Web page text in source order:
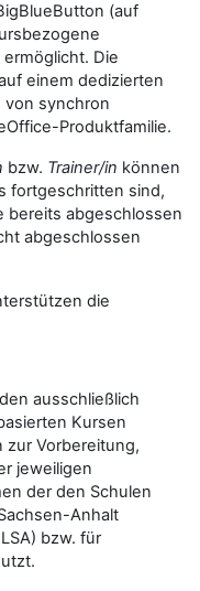
(auf
Die
einem dedizierten
von synchron
Produktfamilie.
bzw. Trainer/in können
fortgeschritten sind,
bereits abgeschlossen
abgeschlossen
die
ausschließlich
Kursen
Vorbereitung,
jeweiligen
der den Schulen
Anhalt
bzw. für